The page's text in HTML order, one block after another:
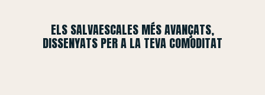
ELS SALVAESCALES MÉS AVANÇATS,
DISSENYATS PER A LA TEVA COMODITAT